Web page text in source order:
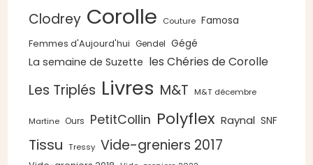
Clodrey Corolle Couture Famosa
Femmes d'Aujourd'hui Gendel Gégé
La semaine de Suzette les Chéries de Corolle
Les Triplés Livres M&T M&T décembre
Martine Ours PetitCollin Polyflex Raynal SNF
Tissu Tressy Vide-greniers 2017